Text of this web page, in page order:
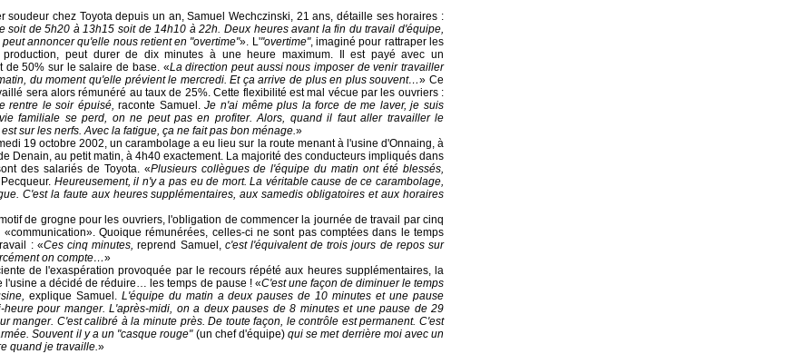
soudeur chez Toyota depuis un an, Samuel Wechczinski, 21 ans, détaille ses horaires :
soit de 5h20 à 13h15 soit de 14h10 à 22h. Deux heures avant la fin du travail d'équipe,
annoncer qu'elle nous retient en "overtime"». L'"overtime", imaginé pour rattraper les
production, peut durer de dix minutes à une heure maximum. Il est payé avec un
de 50% sur le salaire de base. «La direction peut aussi nous imposer de venir travailler
du moment qu'elle prévient le mercredi. Et ça arrive de plus en plus souvent…» Ce
sera alors rémunéré au taux de 25%. Cette flexibilité est mal vécue par les ouvriers :
rentre le soir épuisé, raconte Samuel.Je n'ai même plus la force de me laver, je suis
familiale se perd, on ne peut pas en profiter. Alors, quand il faut aller travailler le
sur les nerfs. Avec la fatigue, ça ne fait pas bon ménage.»
19 octobre 2002, un carambolage a eu lieu sur la route menant à l'usine d'Onnaing, à
Denain, au petit matin, à 4h40 exactement. La majorité des conducteurs impliqués dans
des salariés de Toyota. «Plusieurs collègues de l'équipe du matin ont été blessés,
Heureusement, il n'y a pas eu de mort. La véritable cause de ce carambolage,
C'est la faute aux heures supplémentaires, aux samedis obligatoires et aux horaires
de grogne pour les ouvriers, l'obligation de commencer la journée de travail par cinq
«communication». Quoique rémunérées, celles-ci ne sont pas comptées dans le temps
: «Ces cinq minutes,reprend Samuel, c'est l'équivalent de trois jours de repos sur
on compte…»
de l'exaspération provoquée par le recours répété aux heures supplémentaires, la
l'usine a décidé de réduire… les temps de pause ! «C'est une façon de diminuer le temps
explique Samuel. L'équipe du matin a deux pauses de 10 minutes et une pause
heure pour manger. L'après-midi, on a deux pauses de 8 minutes et une pause de 29
manger. C'est calibré à la minute près. De toute façon, le contrôle est permanent. C'est
Souvent il y a un "casque rouge"(un chef d'équipe)qui se met derrière moi avec un
quand je travaille.»